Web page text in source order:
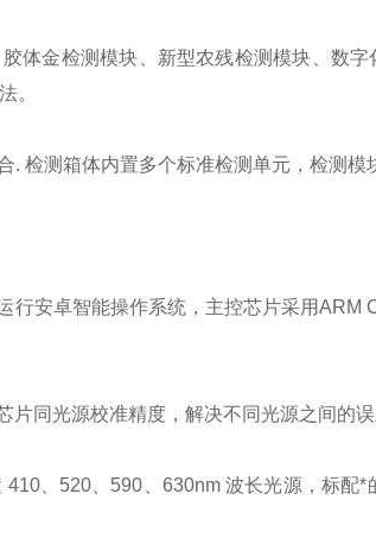
体金检测模块、新型农残检测模块、数
。
检测箱体内置多个标准检测单元，检测模
行安卓智能操作系统，主控芯片采用ARM
同光源校准精度，解决不同光源之间的误
、520、590、630nm 波长光源，标配